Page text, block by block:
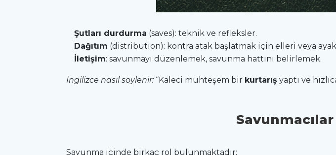
Şutları durdurma (saves): teknik ve refleksler.
Dağıtım (distribution): kontra atak başlatmak için elleri veya
İletişim: savunmayı düzenlemek, savunma hattını belirlemek.
İngilizce nasıl söylenir: “Kaleci muhteşem bir kurtarış yaptı ve
Savunma içinde birkaç rol bulunmaktadır: